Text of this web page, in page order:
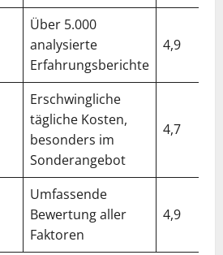
Über 5.000
analysierte
Erfahrungsberichte
4,9
Erschwingliche
tägliche Kosten,
besonders im
Sonderangebot
4,7
Umfassende
Bewertung aller
Faktoren
4,9